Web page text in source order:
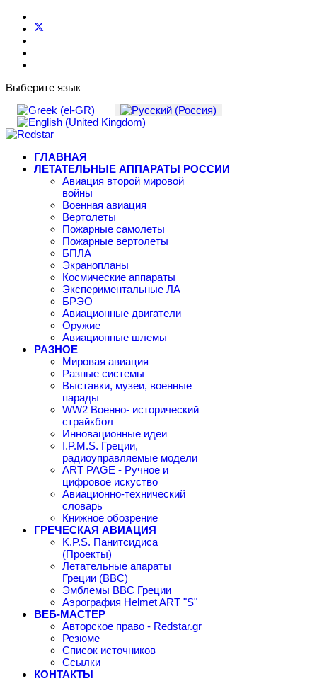
Выберите язык
ГЛАВНАЯ
ЛЕТАТЕЛЬНЫЕ АППАРАТЫ РОССИИ
Авиация второй мировой
войны
Военная авиация
Вертолеты
Пожарные самолеты
Пожарные вертолеты
БПЛА
Экранопланы
Космические аппараты
Экспериментальные ЛА
БРЭО
Авиационные двигатели
Оружие
Авиационные шлемы
РАЗНОЕ
Мировая авиация
Разные системы
Выставки, музеи, военные
парады
WW2 Военно- исторический
страйкбол
Инновационные идеи
I.P.M.S. Греции,
радиоуправляемые модели
ART PAGE - Ручное и
цифровое искуство
Авиационно-технический
словарь
Книжное обозрение
ГРЕЧЕСКАЯ АВИАЦИЯ
K.P.S. Панитсидиса
(Проекты)
Летательные апараты
Греции (ВВС)
Эмблемы ВВС Греции
Аэрография Helmet ART "S"
ВЕБ-МАСТЕР
Авторское право - Redstar.gr
Резюме
Список источников
Ссылки
КОНТАКТЫ